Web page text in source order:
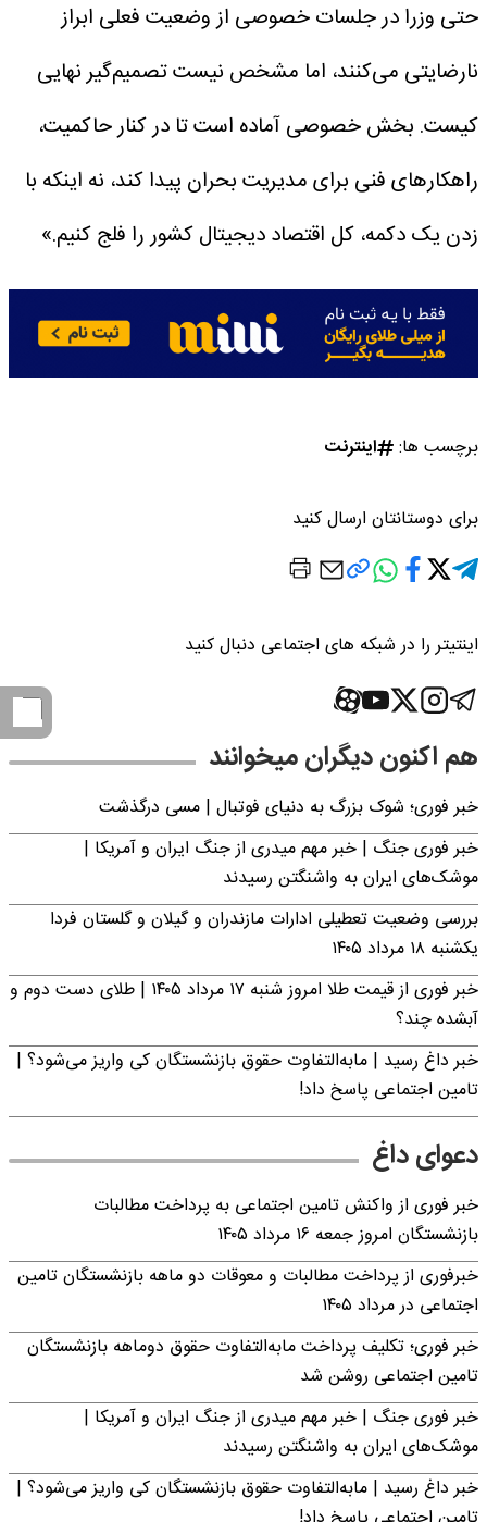
حتی وزرا در جلسات خصوصی از وضعیت فعلی ابراز
نارضایتی می‌کنند، اما مشخص نیست تصمیم‌گیر نهایی
کیست. بخش خصوصی آماده است تا در کنار حاکمیت،
راهکارهای فنی برای مدیریت بحران پیدا کند، نه اینکه با
زدن یک دکمه، کل اقتصاد دیجیتال کشور را فلج کنیم.»
برچسب ها: اینترنت
برای دوستانتان ارسال کنید
اینتیتر را در شبکه های اجتماعی دنبال کنید
هم اکنون دیگران میخوانند
خبر فوری؛‌ شوک بزرگ به دنیای فوتبال | مسی درگذشت
خبر فوری جنگ | خبر مهم میدری از جنگ ایران و آمریکا |
موشک‌های ایران به واشنگتن رسیدند
بررسی وضعیت تعطیلی ادارات مازندران و گیلان و گلستان فردا
یکشنبه ۱۸ مرداد ۱۴۰۵
خبر فوری از قیمت طلا امروز شنبه ۱۷ مرداد ۱۴۰۵ | طلای دست دوم و
آبشده چند؟
خبر داغ رسید | مابه‌التفاوت حقوق بازنشستگان کی واریز می‌شود؟ |
تامین اجتماعی پاسخ داد!
دعوای داغ
خبر فوری از واکنش تامین اجتماعی به پرداخت مطالبات
بازنشستگان امروز جمعه ۱۶ مرداد ۱۴۰۵
خبرفوری از پرداخت مطالبات و معوقات دو ماهه بازنشستگان تامین
اجتماعی در مرداد ۱۴۰۵
خبر فوری؛ تکلیف پرداخت مابه‌التفاوت حقوق دوماهه بازنشستگان
تامین اجتماعی روشن شد
خبر فوری جنگ | خبر مهم میدری از جنگ ایران و آمریکا |
موشک‌های ایران به واشنگتن رسیدند
خبر داغ رسید | مابه‌التفاوت حقوق بازنشستگان کی واریز می‌شود؟ |